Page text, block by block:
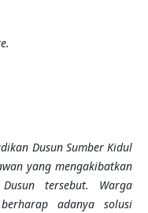
.
Dusun Sumber Kidul
yang mengakibatkan
tersebut. Warga
adanya solusi